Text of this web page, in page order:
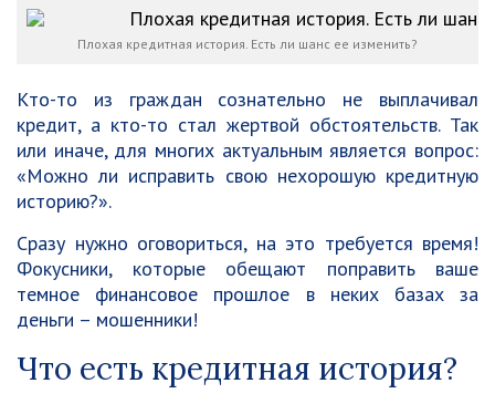
Плохая кредитная история. Есть ли шанс ее изменить?
Кто-то из граждан сознательно не выплачивал
кредит, а кто-то стал жертвой обстоятельств. Так
или иначе, для многих актуальным является вопрос:
«Можно ли исправить свою нехорошую кредитную
историю?».
Сразу нужно оговориться, на это требуется время!
Фокусники, которые обещают поправить ваше
темное финансовое прошлое в неких базах за
деньги – мошенники!
Что есть кредитная история?